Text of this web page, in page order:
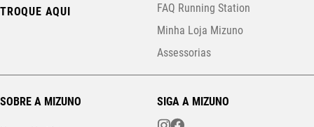
TROQUE AQUI
FAQ Running Station
Minha Loja Mizuno
Assessorias
SOBRE A MIZUNO SIGA A MIZUNO